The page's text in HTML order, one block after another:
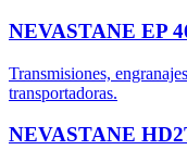
NEVASTANE EP
Transmisiones,
transportadoras.
NEVASTANE